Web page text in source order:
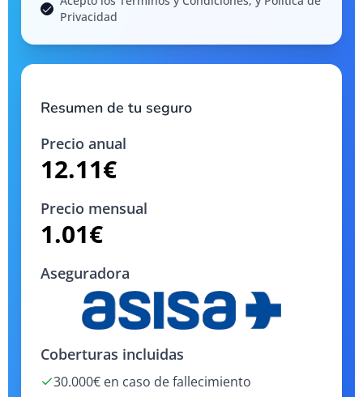
Privacidad
Resumen de tu seguro
Precio anual
12.11€
Precio mensual
1.01€
Aseguradora
Coberturas incluidas
30.000€ en caso de fallecimiento